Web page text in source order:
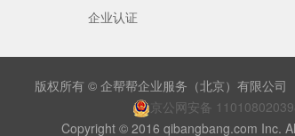
企业认证
版权所有 © 企帮帮企业服务（北京）有限公司
京公网安备
Copyright © 2016 qibangbang.com Inc.